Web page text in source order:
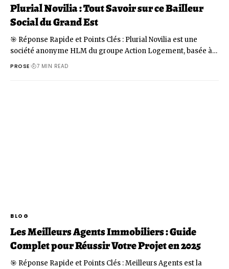
Plurial Novilia : Tout Savoir sur ce Bailleur
Social du Grand Est
🎯 Réponse Rapide et Points Clés : Plurial Novilia est une
société anonyme HLM du groupe Action Logement, basée à…
PROSE 7 MIN READ
BLOG
Les Meilleurs Agents Immobiliers : Guide
Complet pour Réussir Votre Projet en 2025
🎯 Réponse Rapide et Points Clés : Meilleurs Agents est la